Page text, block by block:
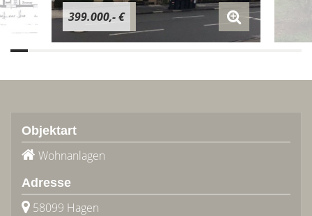
399.000,- €
Objektart
Wohnanlagen
Adresse
58099 Hagen